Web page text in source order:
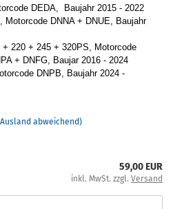
DEDA, Bau­jahr 2015 - 2022
Mo­tor­code DNNA + DNUE, Bau­jahr
220 + 245 + 320PS, Mo­tor­code
+ DNFG, Bau­jar 2016 - 2024
DNPB, Bau­jahr 2024 -
abweichend)
59,00 EUR
inkl. MwSt. zzgl. Versand